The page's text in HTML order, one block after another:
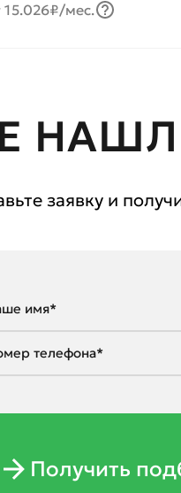
15.026₽/мес.
заявку и
Получить